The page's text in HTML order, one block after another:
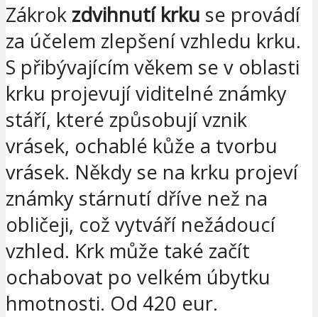
Zákrok zdvihnutí krku se provádí
za účelem zlepšení vzhledu krku.
S přibývajícím věkem se v oblasti
krku projevují viditelné známky
stáří, které způsobují vznik
vrásek, ochablé kůže a tvorbu
vrásek. Někdy se na krku projeví
známky stárnutí dříve než na
obličeji, což vytváří nežádoucí
vzhled. Krk může také začít
ochabovat po velkém úbytku
hmotnosti. Od 420 eur.